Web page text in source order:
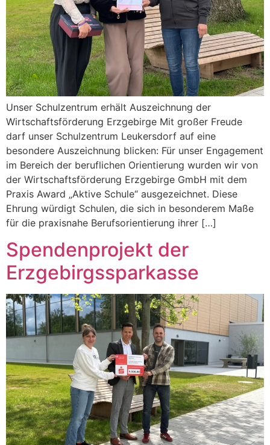
Unser Schulzentrum erhält Auszeichnung der
Wirtschaftsförderung Erzgebirge Mit großer Freude
darf unser Schulzentrum Leukersdorf auf eine
besondere Auszeichnung blicken: Für unser Engagement
im Bereich der beruflichen Orientierung wurden wir von
der Wirtschaftsförderung Erzgebirge GmbH mit dem
Praxis Award „Aktive Schule“ ausgezeichnet. Diese
Ehrung würdigt Schulen, die sich in besonderem Maße
für die praxisnahe Berufsorientierung ihrer […]
Spendenprojekt der
Erzgebirgssparkasse